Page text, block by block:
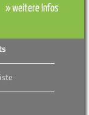
» weitere Infos